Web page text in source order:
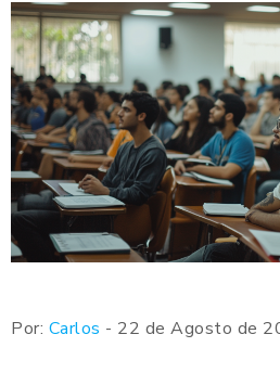
Por: Carlos - 22 de Agosto de